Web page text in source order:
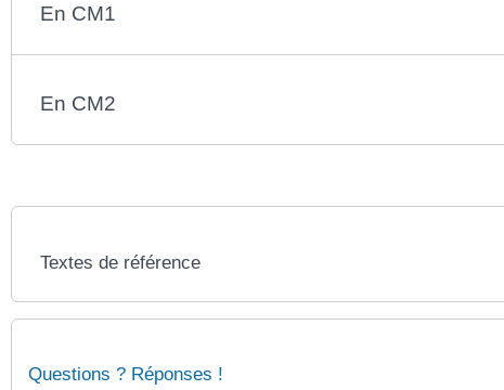
En CM1
En CM2
Textes de référence
Questions ? Réponses !